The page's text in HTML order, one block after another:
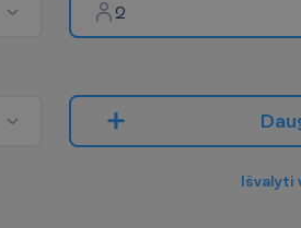
2
Dau
Išvalyti